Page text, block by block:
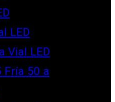
LED
Vial LED
Fría 50 a